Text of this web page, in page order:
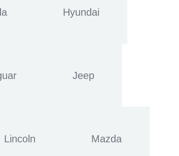
Hyundai
Jeep
Lincoln Mazda